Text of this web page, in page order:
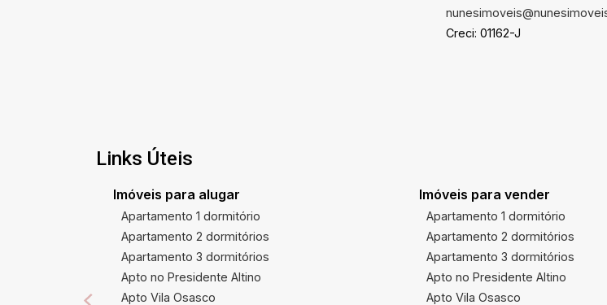
Creci: 01162-J
Links Úteis
Imóveis para alugar
Apartamento 1 dormitório
Apartamento 2 dormitórios
Apartamento 3 dormitórios
Apto no Presidente Altino
Apto Vila Osasco
Imóveis para vender
Apartamento 1 dormitório
Apartamento 2 dormitórios
Apartamento 3 dormitórios
Apto no Presidente Altino
Apto Vila Osasco